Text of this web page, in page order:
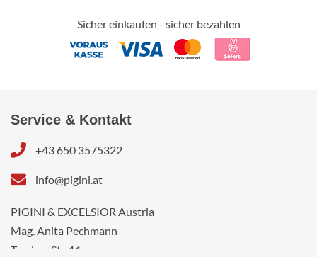
Sicher einkaufen - sicher bezahlen
Service & Kontakt
+43 650 3575322
info@pigini.at
PIGINI & EXCELSIOR Austria
Mag. Anita Pechmann
Tarviser Str. 11